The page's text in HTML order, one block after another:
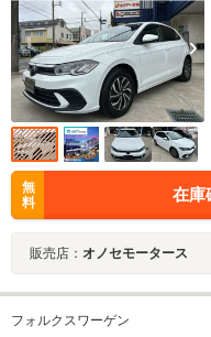
無
料
在庫
販売店： オノセモータース
フォルクスワーゲン